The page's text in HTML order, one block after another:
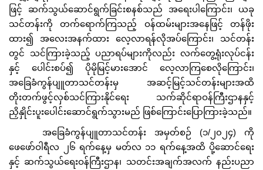
ဖြင့် ဆက်သွယ်ဆောင်ရွက်ခြင်းစနစ်သည် အရေးပါကြောင်း၊ ယခု
သင်တန်းကို တက်ရောက်ကြသည့် ဝန်ထမ်းများအနေဖြင့် တန်ဖိုး
ထား၍ အလေးအနက်ထား လေ့လာရန်လိုအပ်ကြောင်း၊ သင်တန်း
တွင် သင်ကြားခဲ့သည့် ပညာရပ်များကိုလည်း လက်တွေ့ရုံးလုပ်ငန်း
နှင့် ပေါင်းစပ်၍ ပိုမိုမြင့်မားအောင် လေ့လာကြစေလိုကြောင်း၊
အခြေခံကွန်ပျူတာသင်တန်းမှ အဆင့်မြင့်သင်တန်းများအထိ
တိုးတက်ဖွင့်လှစ်သင်ကြားနိုင်ရေး သက်ဆိုင်ရာဝန်ကြီးဌာနနှင့်
ညှိနှိုင်းပူးပေါင်းဆောင်ရွက်သွားမည် ဖြစ်ကြောင်းပြောကြားခဲ့သည်။
အခြေခံကွန်ပျူတာသင်တန်း အမှတ်စဉ် (၁/၂၀၂၄) ကို
ဖေဖော်ဝါရီလ ၂၆ ရက်နေ့မှ မတ်လ ၁၁ ရက်နေ့အထိ ပို့ဆောင်ရေး
နှင့် ဆက်သွယ်ရေးဝန်ကြီးဌာန၊ သတင်းအချက်အလက် နည်းပညာ